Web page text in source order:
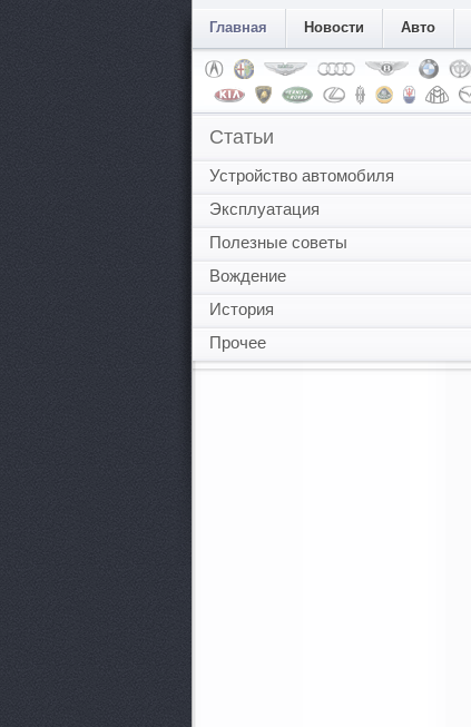
Главная Новости Авто
Статьи
Устройство автомобиля
Эксплуатация
Полезные советы
Вождение
История
Прочее